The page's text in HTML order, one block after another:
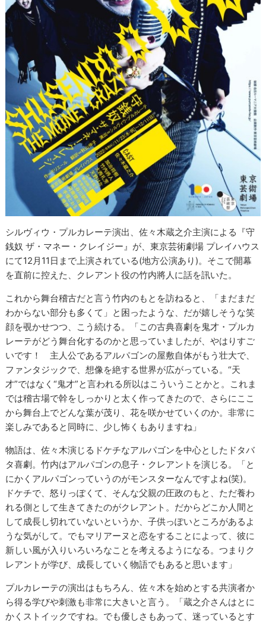
シルヴィウ・プルカレーテ演出、佐々木蔵之介主演による『守
銭奴 ザ・マネー・クレイジー』が、東京芸術劇場 プレイハウス
にて12月11日まで上演されている(地方公演あり)。そこで開幕
を直前に控えた、クレアント役の竹内將人に話を訊いた。
これから舞台稽古だと言う竹内のもとを訪ねると、「まだまだ
わからない部分も多くて」と困ったような、だが嬉しそうな笑
顔を覗かせつつ、こう続ける。「この古典喜劇を鬼才・プルカ
レーテがどう舞台化するのかと思っていましたが、やはりすご
いです！ 主人公であるアルパゴンの屋敷自体がもう壮大で、
ファンタジックで、想像を絶する世界が広がっている。“天
才”ではなく“鬼才”と言われる所以はこういうことかと。これま
では稽古場で幹をしっかりと太く作ってきたので、さらにここ
から舞台上でどんな葉が茂り、花を咲かせていくのか。非常に
楽しみであると同時に、少し怖くもありますね」
物語は、佐々木演じるドケチなアルパゴンを中心としたドタバ
タ喜劇。竹内はアルパゴンの息子・クレアントを演じる。「と
にかくアルパゴンっていうのがモンスターなんですよね(笑)。
ドケチで、怒りっぽくて、そんな父親の圧政のもと、ただ養わ
れる側として生きてきたのがクレアント。だからどこか人間と
して成長し切れていないというか、子供っぽいところがあるよ
うな気がして。でもマリアーヌと恋をすることによって、彼に
新しい風が入りいろいろなことを考えるようになる。つまりク
レアントが学び、成長していく物語でもあると思います」
プルカレーテの演出はもちろん、佐々木を始めとする共演者か
ら得る学びや刺激も非常に大きいと言う。「蔵之介さんはとに
かくストイックですね。でも優しさもあって、迷っているとす